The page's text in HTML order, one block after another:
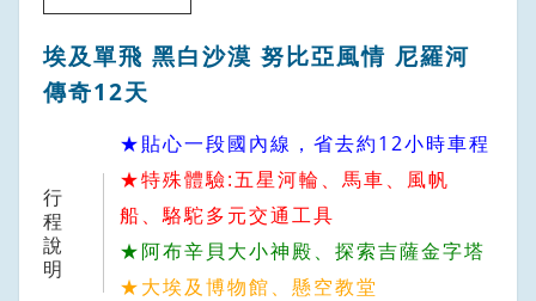
埃及單飛 黑白沙漠 努比亞風情 尼羅河
傳奇12天
行
程
說
明
★貼心一段國內線，省去約12小時車程
★特殊體驗:五星河輪、馬車、風帆
船、駱駝多元交通工具
★阿布辛貝大小神殿、探索吉薩金字塔
★大埃及博物館、懸空教堂